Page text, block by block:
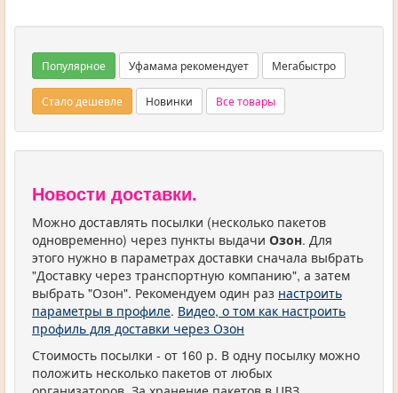
Популярное Уфамама рекомендует Мегабыстро
Стало дешевле Новинки Все товары
Новости доставки.
Можно доставлять посылки (несколько пакетов
одновременно) через пункты выдачи Озон. Для
этого нужно в параметрах доставки сначала выбрать
"Доставку через транспортную компанию", а затем
выбрать "Озон". Рекомендуем один раз настроить
параметры в профиле. Видео, о том как настроить
профиль для доставки через Озон
Стоимость посылки - от 160 р. В одну посылку можно
положить несколько пакетов от любых